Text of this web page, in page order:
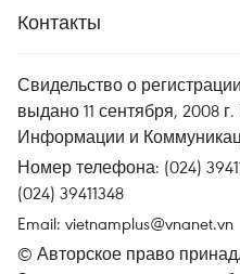
Контакты
Свидельство о
выдано 11 сентября, 2008
Информации и
Номер телефона: (024)
(024) 39411348
Email: vietnamplus@vnanet.vn
© Авторское право